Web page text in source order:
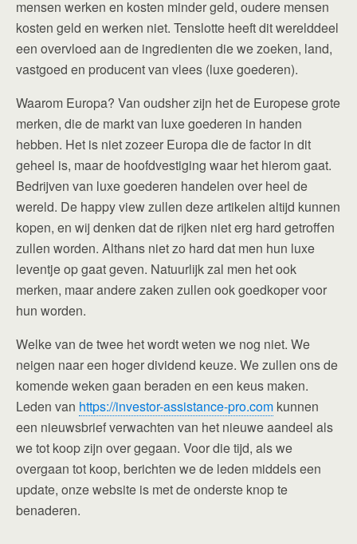
mensen werken en kosten minder geld, oudere mensen
kosten geld en werken niet. Tenslotte heeft dit werelddeel
een overvloed aan de ingredienten die we zoeken, land,
vastgoed en producent van vlees (luxe goederen).
Waarom Europa? Van oudsher zijn het de Europese grote
merken, die de markt van luxe goederen in handen
hebben. Het is niet zozeer Europa die de factor in dit
geheel is, maar de hoofdvestiging waar het hierom gaat.
Bedrijven van luxe goederen handelen over heel de
wereld. De happy view zullen deze artikelen altijd kunnen
kopen, en wij denken dat de rijken niet erg hard getroffen
zullen worden. Althans niet zo hard dat men hun luxe
leventje op gaat geven. Natuurlijk zal men het ook
merken, maar andere zaken zullen ook goedkoper voor
hun worden.
Welke van de twee het wordt weten we nog niet. We
neigen naar een hoger dividend keuze. We zullen ons de
komende weken gaan beraden en een keus maken.
Leden van https://investor-assistance-pro.com kunnen
een nieuwsbrief verwachten van het nieuwe aandeel als
we tot koop zijn over gegaan. Voor die tijd, als we
overgaan tot koop, berichten we de leden middels een
update, onze website is met de onderste knop te
benaderen.